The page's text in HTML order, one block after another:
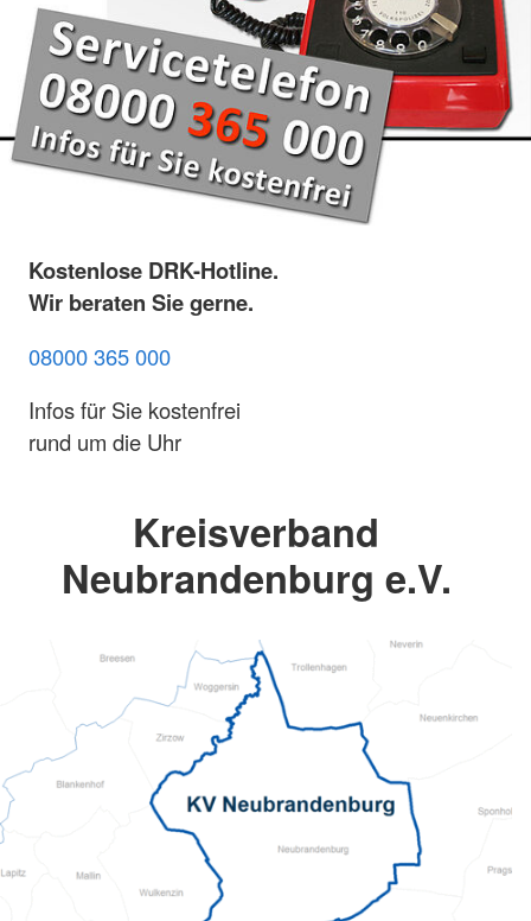
Kostenlose DRK-Hotline.
Wir beraten Sie gerne.
08000 365 000
Infos für Sie kostenfrei
rund um die Uhr
Kreisverband
Neubrandenburg e.V.